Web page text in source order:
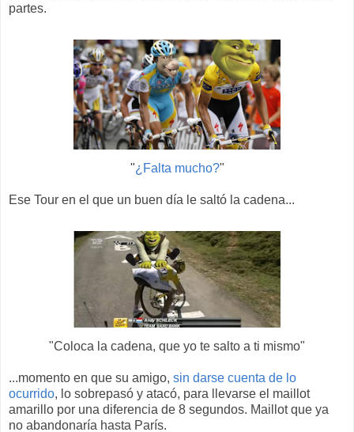
partes.
"¿Falta mucho?"
Ese Tour en el que un buen día le saltó la cadena...
"Coloca la cadena, que yo te salto a ti mismo"
...momento en que su amigo, sin darse cuenta de lo
ocurrido, lo sobrepasó y atacó, para llevarse el maillot
amarillo por una diferencia de 8 segundos. Maillot que ya
no abandonaría hasta París.